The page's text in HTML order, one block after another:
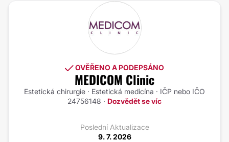
OVĚŘENO A PODEPSÁNO
MEDICOM Clinic
Estetická chirurgie · Estetická medicína · IČP nebo IČO
24756148 · Dozvědět se víc
Poslední Aktualizace
9. 7. 2026